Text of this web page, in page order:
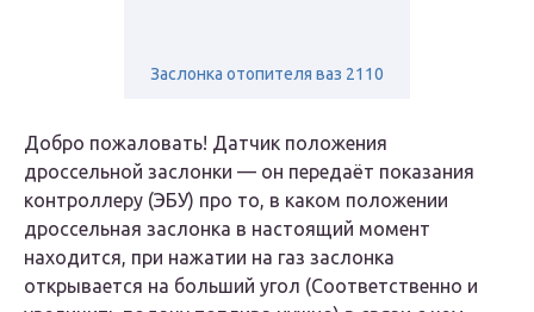
Заслонка отопителя ваз 2110
Добро пожаловать! Датчик положения
дроссельной заслонки — он передаёт показания
контроллеру (ЭБУ) про то, в каком положении
дроссельная заслонка в настоящий момент
находится, при нажатии на газ заслонка
открывается на больший угол (Соответственно и